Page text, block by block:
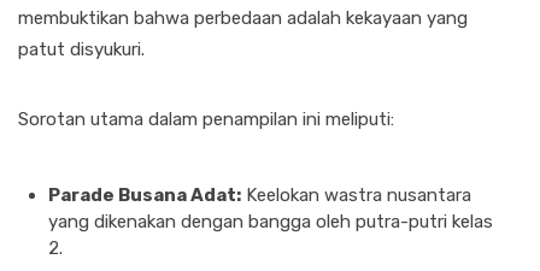
membuktikan bahwa perbedaan adalah kekayaan yang
patut disyukuri.
Sorotan utama dalam penampilan ini meliputi:
Parade Busana Adat: Keelokan wastra nusantara
yang dikenakan dengan bangga oleh putra-putri kelas
2.